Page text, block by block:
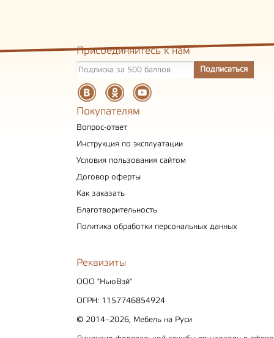
Присоединяйтесь к нам
Покупателям
Вопрос-ответ
Инструкция по эксплуатации
Условия пользования сайтом
Договор оферты
Как заказать
Благотворительность
Политика обработки персональных данных
Реквизиты
ООО "НьюВэй"
ОГРН: 1157746854924
© 2014–2026, Мебель на Руси